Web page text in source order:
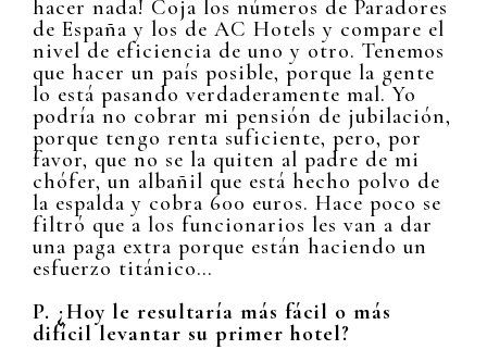
hacer nada! Coja los números de Paradores
de España y los de AC Hotels y compare el
nivel de eficiencia de uno y otro. Tenemos
que hacer un país posible, porque la gente
lo está pasando verdaderamente mal. Yo
podría no cobrar mi pensión de jubilación,
porque tengo renta suficiente, pero, por
favor, que no se la quiten al padre de mi
chófer, un albañil que está hecho polvo de
la espalda y cobra 600 euros. Hace poco se
filtró que a los funcionarios les van a dar
una paga extra porque están haciendo un
esfuerzo titánico…
P. ¿Hoy le resultaría más fácil o más
difícil levantar su primer hotel?